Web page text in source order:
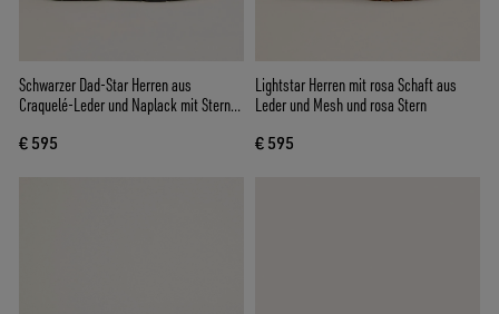
Schwarzer Dad-Star Herren aus
Craquelé-Leder und Naplack mit Stern
€ 595
Lightstar Herren mit rosa Schaft aus
Leder und Mesh und rosa Stern
€ 595